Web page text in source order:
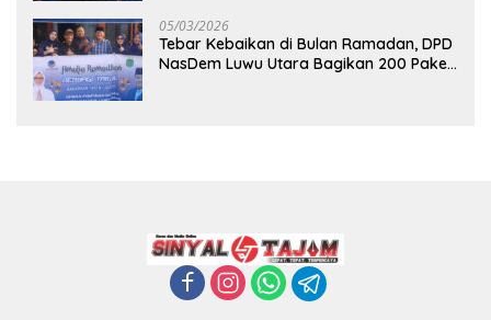
05/03/2026
Tebar Kebaikan di Bulan Ramadan, DPD
NasDem Luwu Utara Bagikan 200 Paket